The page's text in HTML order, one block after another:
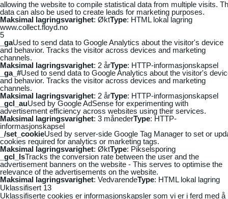
allowing the website to compile statistical data from multiple visits.
data can also be used to create leads for marketing purposes.
Maksimal lagringsvarighet: ØktType: HTML lokal lagring
www.collect.floyd.no
5
_gaUsed to send data to Google Analytics about the visitor's device
and behavior. Tracks the visitor across devices and marketing
channels.
Maksimal lagringsvarighet: 2 årType: HTTP-informasjonskapsel
_ga_#Used to send data to Google Analytics about the visitor's
and behavior. Tracks the visitor across devices and marketing
channels.
Maksimal lagringsvarighet: 2 årType: HTTP-informasjonskapsel
_gcl_auUsed by Google AdSense for experimenting with
advertisement efficiency across websites using their services.
Maksimal lagringsvarighet: 3 månederType: HTTP-
informasjonskapsel
_/set_cookieUsed by server-side Google Tag Manager to set or
cookies required for analytics or marketing tags.
Maksimal lagringsvarighet: ØktType: Pikselsporing
_gcl_lsTracks the conversion rate between the user and the
advertisement banners on the website - This serves to optimise the
relevance of the advertisements on the website.
Maksimal lagringsvarighet: VedvarendeType: HTML lokal lagring
Uklassifisert 13
Uklassifiserte cookies er informasjonskapsler som vi er i ferd med å